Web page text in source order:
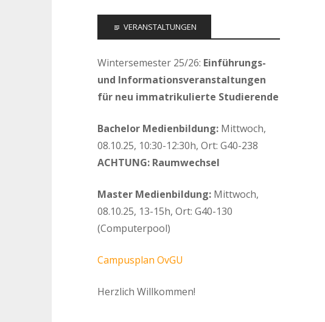
VERANSTALTUNGEN
Wintersemester 25/26: Einführungs-
und Informationsveranstaltungen
für neu immatrikulierte Studierende
Bachelor Medienbildung: Mittwoch,
08.10.25, 10:30-12:30h, Ort: G40-238
ACHTUNG: Raumwechsel
Master Medienbildung: Mittwoch,
08.10.25, 13-15h, Ort: G40-130
(Computerpool)
Campusplan OvGU
Herzlich Willkommen!